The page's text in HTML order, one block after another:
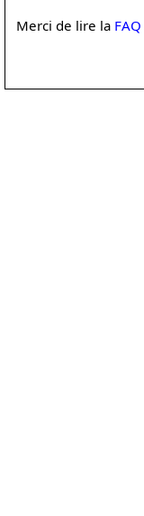
Merci de lire la FAQ